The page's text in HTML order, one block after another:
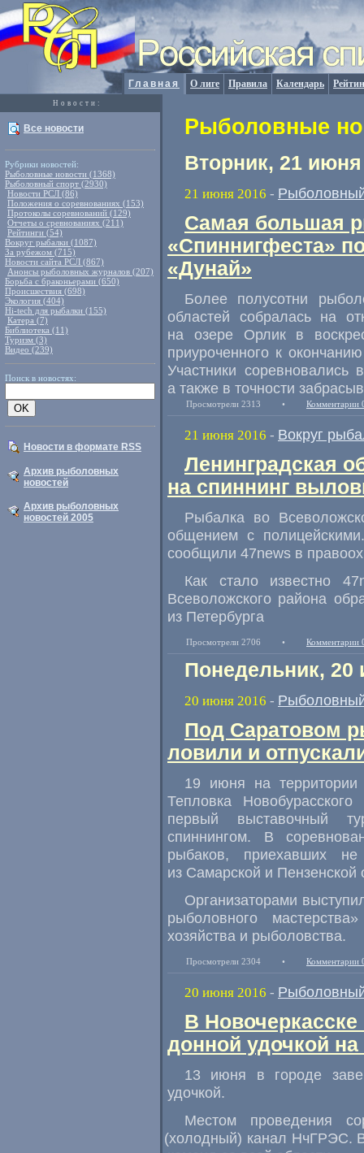
Главная О лиге Правила Календарь
Новости:
Все новости
Рубрики новостей:
Рыболовные новости (1368)
Рыболовный спорт (2930)
Новости РСЛ (86)
Положения о соревнованиях (153)
Протоколы соревнований (129)
Отчеты о сревнованиях (211)
Рейтинги (54)
Вокруг рыбалки (1087)
За рубежом (715)
Новости сайта РСЛ (867)
Анонсы рыболовных журналов (207)
Борьба с браконьерами (650)
Происшествия (698)
Экология (404)
Hi-tech для рыбалки (155)
Катера (7)
Библиотека (11)
Туризм (3)
Видео (239)
Поиск в новостях:
Новости в формате RSS
Архив рыболовных
новостей
Архив рыболовных
новостей 2005
Рыболовные
Вторник, 21 июня
21 июня 2016 -
Самая большая
«Спиннигфеста»
«Дунай»
Более полусотни
областей собралась на
на озере Орлик в
приуроченного к
Участники
а также в точности
Просмотрели 2313 • Комментарии
21 июня 2016 - Вокруг
Ленинградская
на спиннинг
Рыбалка во
общением с
сообщили 47news в
Как стало известно
Всеволожского района
из Петербурга
Просмотрели 2706 • Комментарии
Понедельник, 20
20 июня 2016 -
Под Саратовом
ловили и
19 июня на
Тепловка
первый выставочный
спиннингом. В
рыбаков,
приехавших
из Самарской и Пензенской
Организаторами
рыболовного
хозяйства и рыболовства.
Просмотрели 2304 • Комментарии
20 июня 2016 -
В
донной удочкой на
13 июня в городе
удочкой.
Местом проведения
(холодный) канал НчГРЭС.